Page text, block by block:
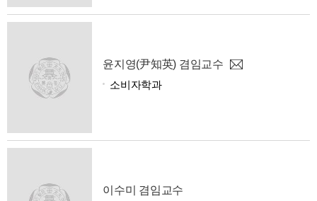
윤지영(尹知英) 겸임교수
소비자학과
이수미 겸임교수